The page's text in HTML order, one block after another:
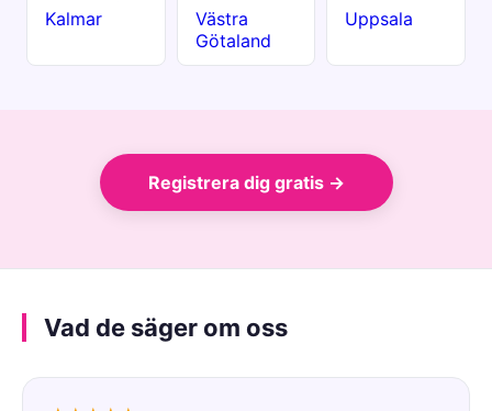
Kalmar
Västra
Götaland
Uppsala
Registrera dig gratis →
Vad de säger om oss